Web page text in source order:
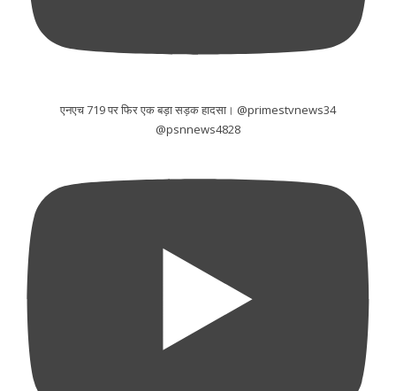
एनएच 719 पर फिर एक बड़ा सड़क हादसा। @primestvnews34
@psnnews4828